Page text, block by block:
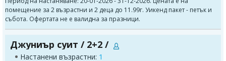
помещение за 2 възрастни и 2 деца до 11.99г. Уикенд пакет - петък и
събота. Офертата не е валидна за празници.
Джуниър суит / 2+2 /
Настанени възрастни: 1